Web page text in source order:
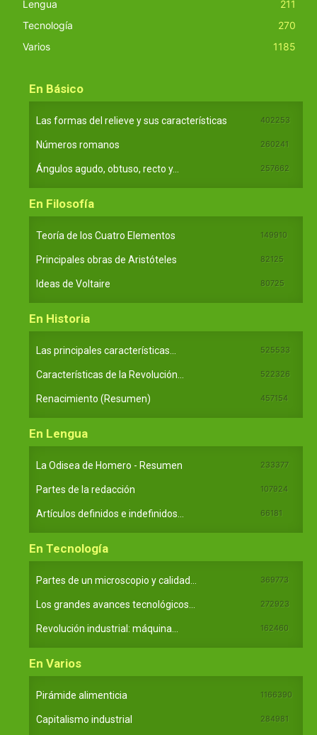
Lengua
211
Tecnología
270
Varios
1185
En Básico
Las formas del relieve y sus características 402253
Números romanos 260241
Ángulos agudo, obtuso, recto y... 257662
En Filosofía
Teoría de los Cuatro Elementos 149910
Principales obras de Aristóteles 82125
Ideas de Voltaire 80725
En Historia
Las principales características... 525533
Características de la Revolución... 522326
Renacimiento (Resumen) 457154
En Lengua
La Odisea de Homero - Resumen 233377
Partes de la redacción 107924
Artículos definidos e indefinidos... 66181
En Tecnología
Partes de un microscopio y calidad... 369773
Los grandes avances tecnológicos... 272923
Revolución industrial: máquina... 162460
En Varios
Pirámide alimenticia 1166390
Capitalismo industrial 284981